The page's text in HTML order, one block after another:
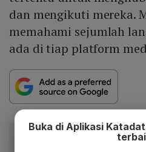
dan mengikuti mereka.
memahami sejumlah
ada di tiap platform
Baca artikel ini lewat
Buka di Aplikasi